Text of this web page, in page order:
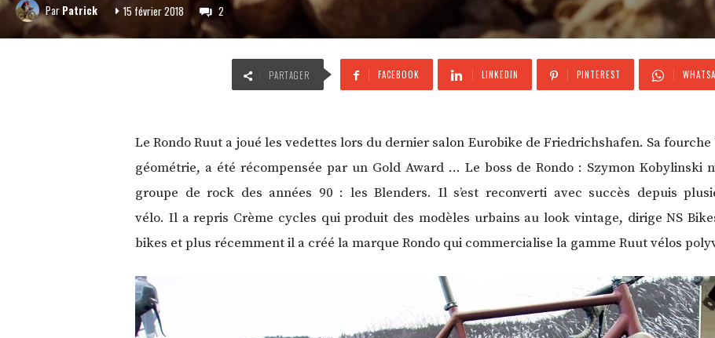
Par Patrick 15 février 2018 2
PARTAGER FACEBOOK LINKEDIN PINTEREST
Le Rondo Ruut a joué les vedettes lors du dernier salon Eurobike de Friedrichshafen. Sa
géométrie, a été récompensée par un Gold Award … Le boss de Rondo : Szymon Kobylinski
groupe de rock des années 90 : les Blenders. Il s’est reconverti avec succès depuis
vélo. Il a repris Crème cycles qui produit des modèles urbains au look vintage, dirige NS
bikes et plus récemment il a créé la marque Rondo qui commercialise la gamme Ruut vélos